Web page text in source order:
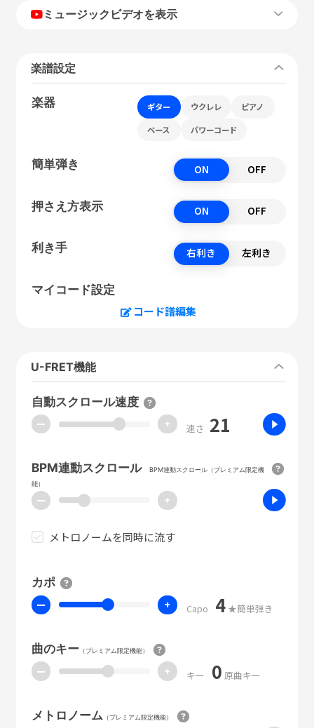
ミュージックビデオを表示
楽譜設定
楽器 ギター ウクレレ ピアノ
ベース パワーコード
簡単弾き ON OFF
押さえ方表示 ON OFF
利き手 右利き 左利き
マイコード設定
コード譜編集
U-FRET機能
自動スクロール速度
ー + 速さ 21
BPM連動スクロール
BPM連動スクロール（プレミアム限定機
能）
ー +
メトロノームを同時に流す
カポ
ー + Capo 4 ★簡単弾き
曲のキー（プレミアム限定機能）
ー + キー 0 原曲キー
メトロノーム （プレミアム限定機能）